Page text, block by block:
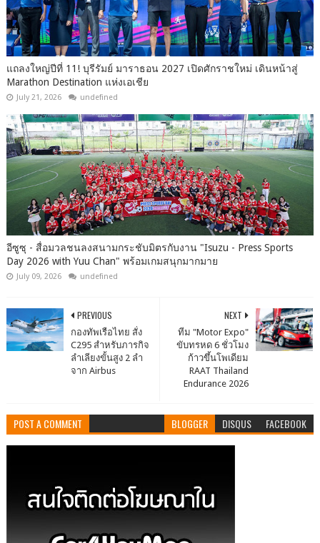
แถลงใหญ่ปีที่ 11! บุรีรัมย์ มาราธอน 2027 เปิดศักราชใหม่ เดินหน้าสู่
Marathon Destination แห่งเอเชีย
July 21, 2026 undefined
อีซูซุ - สื่อมวลชนลงสนามกระชับมิตรกับงาน "Isuzu - Press Sports
Day 2026 with Yuu Chan" พร้อมเกมสนุกมากมาย
July 09, 2026 undefined
NEXT
ทีม "Motor Expo"
ขับทรหด 6 ชั่วโมง
ก้าวขึ้นโพเดียม
RAAT Thailand
Endurance 2026
PREVIOUS
กองทัพเรือไทย สั่ง
C295 สำหรับภารกิจ
ลำเลียงขั้นสูง 2 ลำ
จาก Airbus
POST A COMMENT BLOGGER DISQUS FACEBOOK